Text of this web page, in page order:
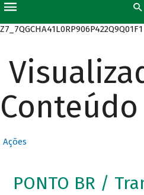
Z7_7QGCHA41L0RP906P422Q9Q01F1
Ações
PONTO BR /